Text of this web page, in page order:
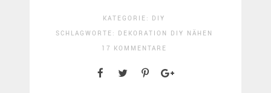
KATEGORIE: DIY
SCHLAGWORTE: DEKORATION DIY NÄHEN
17 KOMMENTARE